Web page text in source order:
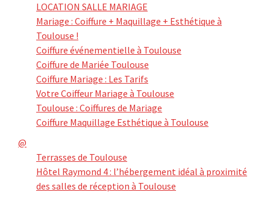
LOCATION SALLE MARIAGE
Mariage : Coiffure + Maquillage + Esthétique à
Toulouse !
Coiffure événementielle à Toulouse
Coiffure de Mariée Toulouse
Coiffure Mariage : Les Tarifs
Votre Coiffeur Mariage à Toulouse
Toulouse : Coiffures de Mariage
Coiffure Maquillage Esthétique à Toulouse
@
Terrasses de Toulouse
Hôtel Raymond 4 : l’hébergement idéal à proximité
des salles de réception à Toulouse